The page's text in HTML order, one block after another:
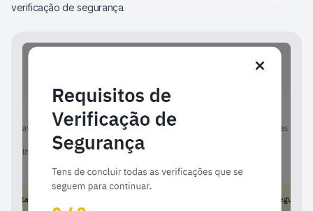
verificação de segurança.